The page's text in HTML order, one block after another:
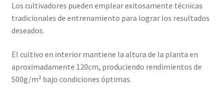
Los cultivadores pueden emplear exitosamente técnicas
tradicionales de entrenamiento para lograr los resultados
deseados.
El cultivo en interior mantiene la altura de la planta en
aproximadamente 120cm, produciendo rendimientos de
500g/m² bajo condiciones óptimas.